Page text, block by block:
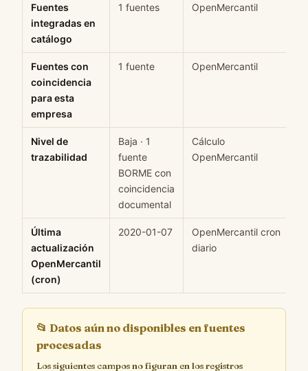
Fuentes
integradas en
catálogo
1 fuentes OpenMercantil
Fuentes con
coincidencia
para esta
empresa
1 fuente OpenMercantil
Nivel de
trazabilidad
Baja · 1
fuente
BORME con
coincidencia
documental
Cálculo
OpenMercantil
Última
actualización
OpenMercantil
(cron)
2020-01-07
OpenMercantil cron
diario
📂 Datos aún no disponibles en fuentes
procesadas
Los siguientes campos no figuran en los registros